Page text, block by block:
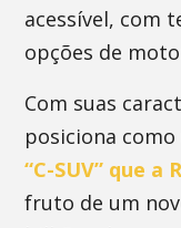
acessível, com
opções de
Com suas
posiciona como
“C-SUV” que
fruto de um